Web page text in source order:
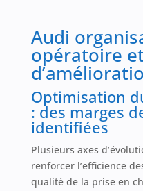
Audi
opératoire
Optimisation
: des marges
identifiées
Plusieurs axes
renforcer l’efficience
qualité de la prise en